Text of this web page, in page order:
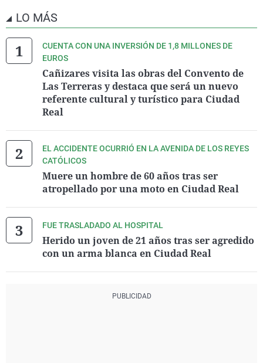
LO MÁS
CUENTA CON UNA INVERSIÓN DE 1,8 MILLONES DE
EUROS
Cañizares visita las obras del Convento de
Las Terreras y destaca que será un nuevo
referente cultural y turístico para Ciudad
Real
EL ACCIDENTE OCURRIÓ EN LA AVENIDA DE LOS REYES
CATÓLICOS
Muere un hombre de 60 años tras ser
atropellado por una moto en Ciudad Real
FUE TRASLADADO AL HOSPITAL
Herido un joven de 21 años tras ser agredido
con un arma blanca en Ciudad Real